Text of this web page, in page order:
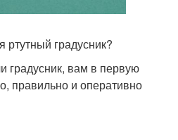
ртутный градусник?
градусник, вам в первую
правильно и оперативно